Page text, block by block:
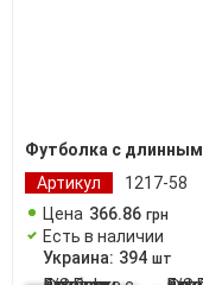
Футболка с длинным
Артикул
1217-58
Цена 366.86 грн
Есть в наличии
Украина: 394 шт